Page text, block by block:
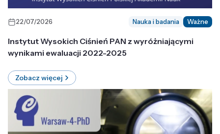
22/07/2026 Nauka i badania Ważne
Instytut Wysokich Ciśnień PAN z wyróżniającymi
wynikami ewaluacji 2022-2025
Zobacz więcej